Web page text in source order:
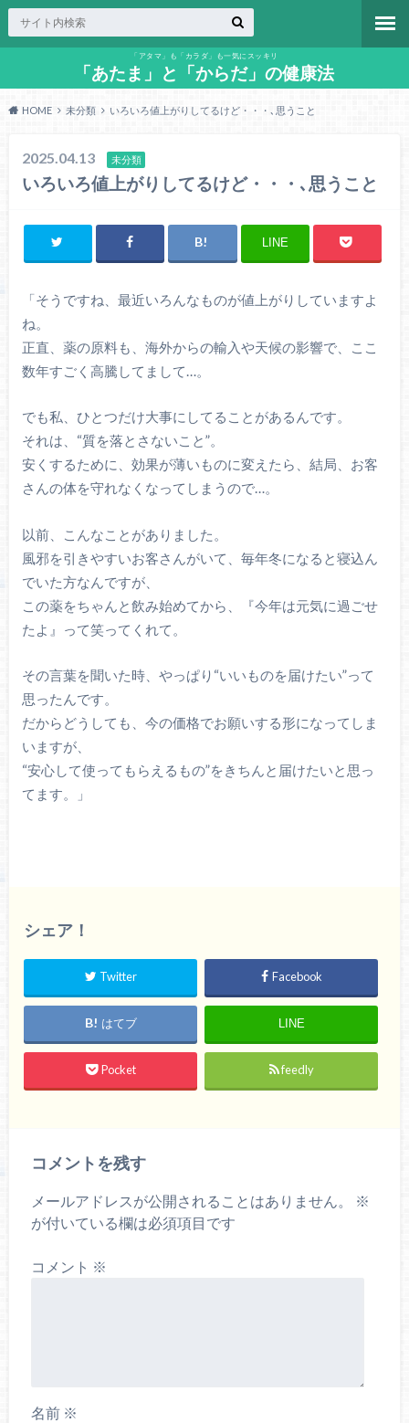
「アタマ」も「カラダ」も一気にスッキリ
「あたま」と「からだ」の健康法
HOME 未分類 いろいろ値上がりしてるけど・・・､思うこと
2025.04.13 未分類
いろいろ値上がりしてるけど・・・､思うこと
LINE
「そうですね、最近いろんなものが値上がりしていますよ
ね。
正直、薬の原料も、海外からの輸入や天候の影響で、ここ
数年すごく高騰してまして…。
でも私、ひとつだけ大事にしてることがあるんです。
それは、“質を落とさないこと”。
安くするために、効果が薄いものに変えたら、結局、お客
さんの体を守れなくなってしまうので…。
以前、こんなことがありました。
風邪を引きやすいお客さんがいて、毎年冬になると寝込ん
でいた方なんですが、
この薬をちゃんと飲み始めてから、『今年は元気に過ごせ
たよ』って笑ってくれて。
その言葉を聞いた時、やっぱり“いいものを届けたい”って
思ったんです。
だからどうしても、今の価格でお願いする形になってしま
いますが、
“安心して使ってもらえるもの”をきちんと届けたいと思っ
てます。」
シェア！
Twitter Facebook
はてブ LINE
Pocket feedly
コメントを残す
メールアドレスが公開されることはありません。
※
が付いている欄は必須項目です
コメント ※
名前 ※